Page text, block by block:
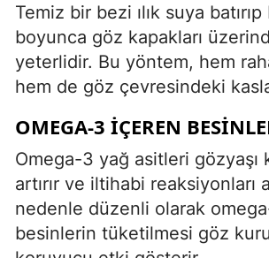
Temiz bir bezi ılık suya
boyunca göz kapakları
yeterlidir. Bu yöntem, hem
hem de göz çevresindeki
OMEGA-3 İÇEREN
Omega-3 yağ asitleri gözyaşı
artırır ve iltihabi reaksiyonları
nedenle düzenli olarak
besinlerin tüketilmesi göz